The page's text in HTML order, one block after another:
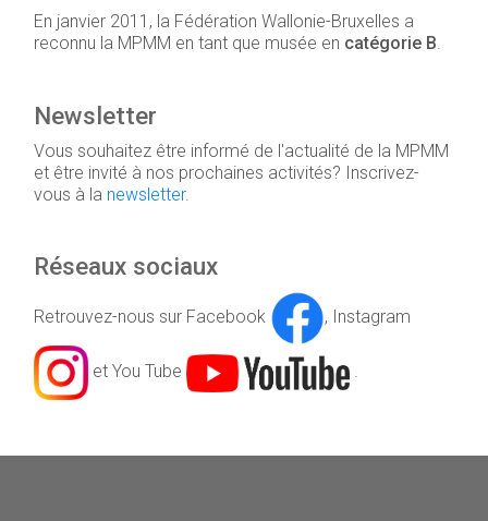
En janvier 2011, la Fédération Wallonie-Bruxelles a
reconnu la MPMM en tant que musée en catégorie B.
Newsletter
Vous souhaitez être informé de l'actualité de la MPMM
et être invité à nos prochaines activités? Inscrivez-
vous à la newsletter.
Réseaux sociaux
Retrouvez-nous sur Facebook , Instagram
et You Tube .